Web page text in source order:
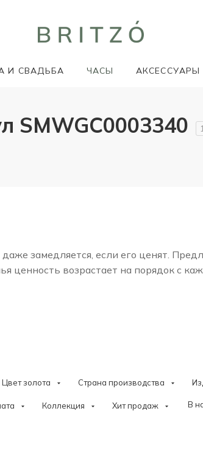
И СВАДЬБА ЧАСЫ АКСЕССУАРЫ
SMWGC0003340 1
замедляется, если его ценят.
ценность возрастает на порядок с
Цвет золота Страна производства
Коллекция Хит продаж В